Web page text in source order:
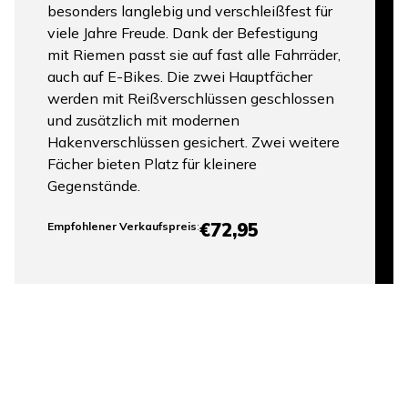
besonders langlebig und verschleißfest für
viele Jahre Freude. Dank der Befestigung
mit Riemen passt sie auf fast alle Fahrräder,
auch auf E-Bikes. Die zwei Hauptfächer
werden mit Reißverschlüssen geschlossen
und zusätzlich mit modernen
Hakenverschlüssen gesichert. Zwei weitere
Fächer bieten Platz für kleinere
Gegenstände.
Empfohlener Verkaufspreis:€72,95